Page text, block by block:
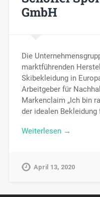
GmbH
Die
marktführenden
Skibekleidung in
Arbeitgeber für
Markenclaim „Ich bin
der idealen
Weiterlesen →
April 13, 2020